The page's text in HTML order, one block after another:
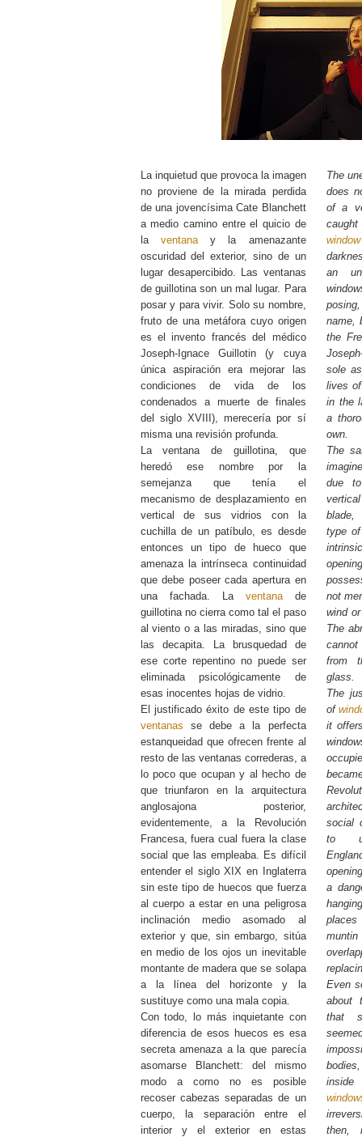
La inquietud que provoca la imagen
no proviene de la mirada perdida
de una jovencísima Cate Blanchett
a medio camino entre el quicio de
la ventanay la amenazante
oscuridad del exterior, sino de un
lugar desapercibido. Las ventanas
de guillotina son un mal lugar. Para
posar y para vivir. Solo su nombre,
fruto de una metáfora cuyo origen
es el invento francés del médico
Joseph-Ignace Guillotin (y cuya
única aspiración era mejorar las
condiciones de vida de los
condenados a muerte de finales
del siglo XVIII), merecería por sí
misma una revisión profunda.
La ventana de guillotina, que
heredó ese nombre por la
semejanza que tenía el
mecanismo de desplazamiento en
vertical de sus vidrios con la
cuchilla de un patíbulo, es desde
entonces un tipo de hueco que
amenaza la intrínseca continuidad
que debe poseer cada apertura en
una fachada. La ventanade
guillotina no cierra como tal el paso
al viento o a las miradas, sino que
las decapita. La brusquedad de
ese corte repentino no puede ser
eliminada psicológicamente de
esas inocentes hojas de vidrio.
El justificado éxito de este tipo de
ventanas se debe a la perfecta
estanqueidad que ofrecen frente al
resto de las ventanas correderas, a
lo poco que ocupan y al hecho de
que triunfaron en la arquitectura
anglosajona posterior,
evidentemente, a la Revolución
Francesa, fuera cual fuera la clase
social que las empleaba. Es difícil
entender el siglo XIX en Inglaterra
sin este tipo de huecos que fuerza
al cuerpo a estar en una peligrosa
inclinación medio asomado al
exterior y que, sin embargo, sitúa
en medio de los ojos un inevitable
montante de madera que se solapa
a la línea del horizonte y la
sustituye como una mala copia.
Con todo, lo más inquietante con
diferencia de esos huecos es esa
secreta amenaza a la que parecía
asomarse Blanchett: del mismo
modo a como no es posible
recoser cabezas separadas de un
cuerpo, la separación entre el
interior y el exterior en estas
The
does
of a
window
an
name,
the
sole
lives
in the
a
own.
The
due
type
not
wind
The
from
glass.
The
of
it
social
to
a
Even
about
that
then,